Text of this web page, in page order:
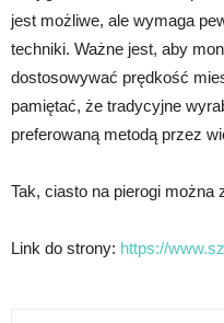
jest możliwe, ale wymaga
techniki. Ważne jest, aby
dostosowywać prędkość
pamiętać, że tradycyjne
preferowaną metodą przez
Tak, ciasto na pierogi można
Link do strony: https://